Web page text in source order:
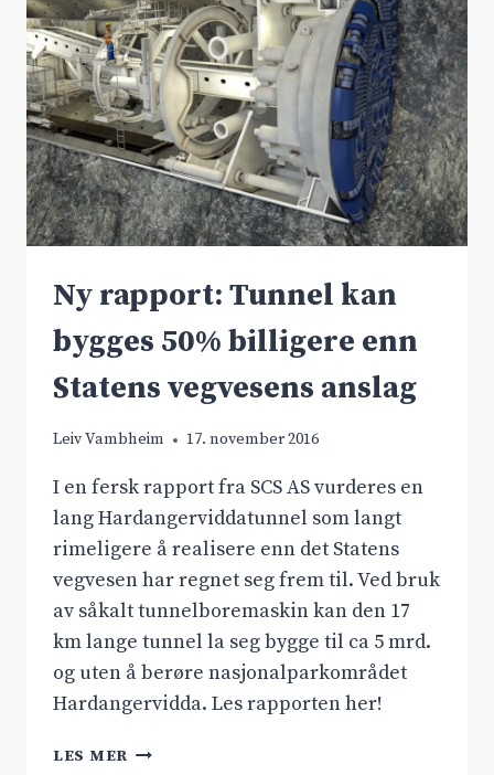
Ny rapport: Tunnel kan
bygges 50% billigere enn
Statens vegvesens anslag
Leiv Vambheim 17. november 2016
I en fersk rapport fra SCS AS vurderes en
lang Hardangerviddatunnel som langt
rimeligere å realisere enn det Statens
vegvesen har regnet seg frem til. Ved bruk
av såkalt tunnelboremaskin kan den 17
km lange tunnel la seg bygge til ca 5 mrd.
og uten å berøre nasjonalparkområdet
Hardangervidda. Les rapporten her!
LES MER NY